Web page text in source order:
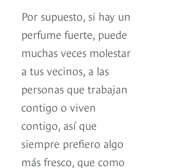
Por supuesto, si hay un
perfume fuerte, puede
muchas veces molestar
a tus vecinos, a las
personas que trabajan
contigo o viven
contigo, así que
siempre prefiero algo
más fresco, que como